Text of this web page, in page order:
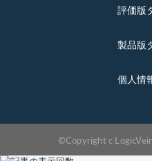
評価版
製品版
個人情
©Copyright c